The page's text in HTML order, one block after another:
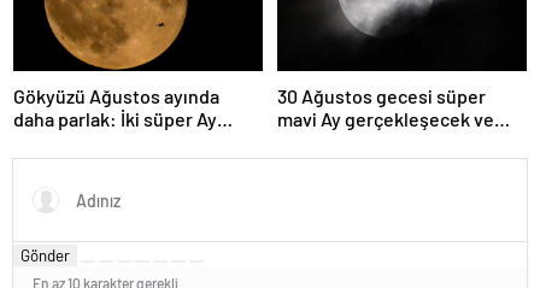
Gökyüzü Ağustos ayında
daha parlak: İki süper Ay
30 Ağustos gecesi süper
mavi Ay gerçekleşecek ve
olacak
Gönder
En az 10 karakter gerekli